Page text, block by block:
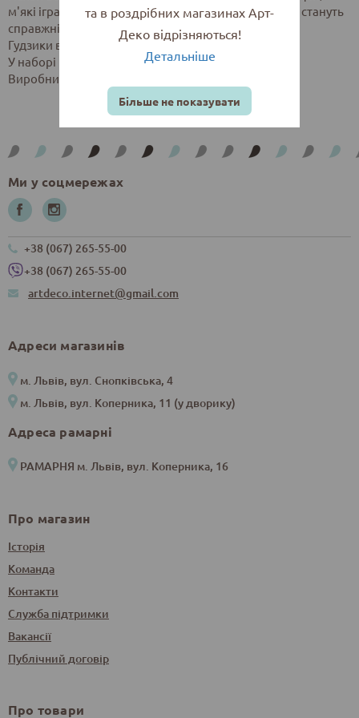
м'які іграшки, аплікації, біжутерія та скрап-проекти стануть
справжніми витворами мистецтва.
Гудзики виготовлені з дерева та розфарбовані.
У наборі 5 гудзиків з різним принтом дерев.
Виробник: Китай
Ми у соцмережах
+38 (067) 265-55-00
+38 (067) 265-55-00
artdeco.internet@gmail.com
Адреси магазинів
м. Львів, вул. Снопківська, 4
м. Львів, вул. Коперника, 11 (у дворику)
Адреса рамарні
РАМАРНЯ м. Львів, вул. Коперника, 16
Про магазин
Історія
Команда
Контакти
Служба підтримки
Вакансії
Публічний договір
Про товари
та в роздрібних магазинах Арт-
Деко відрізняються!
Детальніше
Більше не показувати